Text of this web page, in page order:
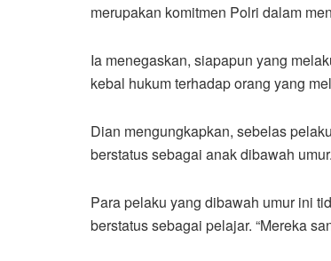
merupakan komitmen Polri dalam
Ia menegaskan, siapapun yang
kebal hukum terhadap orang yang
Dian mengungkapkan, sebelas
berstatus sebagai anak dibawah
Para pelaku yang dibawah umur ini
berstatus sebagai pelajar. “Mereka